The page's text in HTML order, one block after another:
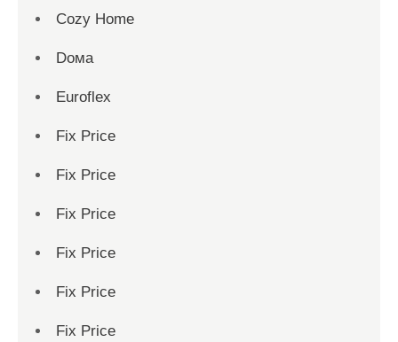
Cozy Home
Dома
Euroflex
Fix Price
Fix Price
Fix Price
Fix Price
Fix Price
Fix Price